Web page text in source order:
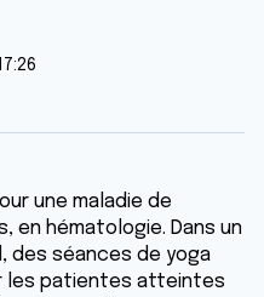
une maladie de
en hématologie. Dans un
des séances de yoga
les patientes atteintes